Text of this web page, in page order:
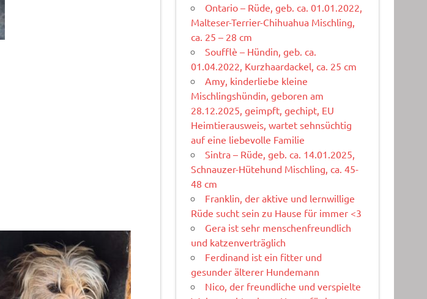
Ontario – Rüde, geb. ca. 01.01.2022,
Malteser-Terrier-Chihuahua Mischling,
ca. 25 – 28 cm
Soufflè – Hündin, geb. ca.
01.04.2022, Kurzhaardackel, ca. 25 cm
Amy, kinderliebe kleine
Mischlingshündin, geboren am
28.12.2025, geimpft, gechipt, EU
Heimtierausweis, wartet sehnsüchtig
auf eine liebevolle Familie
Sintra – Rüde, geb. ca. 14.01.2025,
Schnauzer-Hütehund Mischling, ca. 45-
48 cm
Franklin, der aktive und lernwillige
Rüde sucht sein zu Hause für immer <3
Gera ist sehr menschenfreundlich
und katzenverträglich
Ferdinand ist ein fitter und
gesunder älterer Hundemann
Nico, der freundliche und verspielte